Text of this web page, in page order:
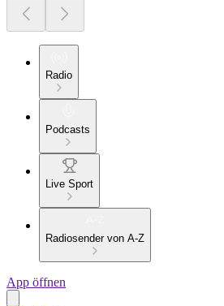
Radio
Podcasts
Live Sport
Radiosender von A-Z
App öffnen